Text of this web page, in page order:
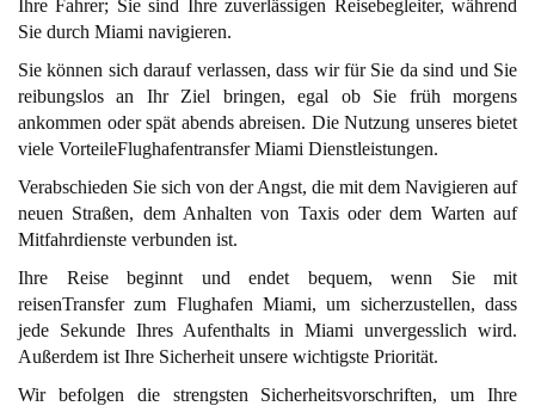
Ihre Fahrer; Sie sind Ihre zuverlässigen Reisebegleiter, während
Sie durch Miami navigieren.
Sie können sich darauf verlassen, dass wir für Sie da sind und Sie
reibungslos an Ihr Ziel bringen, egal ob Sie früh morgens
ankommen oder spät abends abreisen. Die Nutzung unseres bietet
viele VorteileFlughafentransfer Miami Dienstleistungen.
Verabschieden Sie sich von der Angst, die mit dem Navigieren auf
neuen Straßen, dem Anhalten von Taxis oder dem Warten auf
Mitfahrdienste verbunden ist.
Ihre Reise beginnt und endet bequem, wenn Sie mit
reisenTransfer zum Flughafen Miami, um sicherzustellen, dass
jede Sekunde Ihres Aufenthalts in Miami unvergesslich wird.
Außerdem ist Ihre Sicherheit unsere wichtigste Priorität.
Wir befolgen die strengsten Sicherheitsvorschriften, um Ihre